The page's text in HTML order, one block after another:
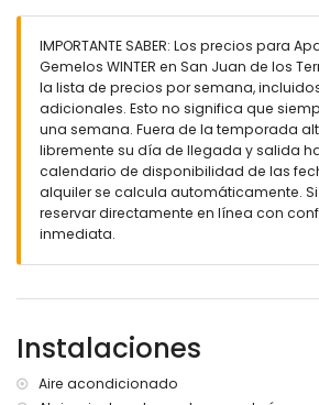
piscina comunitaria
piscina infantil
jardín comunitario con césped y
terraza cubierta
ducha exterior
zona de comedor exterior
plaza de aparcamiento privada y
Más información
de 1000 metros del apartamento)
del apartamento)
segundo aeropuerto más cercano:
IMPORTANTE SABER: Los precios para
Gemelos WINTER en San Juan de los
la lista de precios por semana,
adicionales. Esto no significa que
una semana. Fuera de la temporada
libremente su día de llegada y salida
calendario de disponibilidad de las
alquiler se calcula automáticamente.
reservar directamente en línea con
inmediata.
Instalaciones
Aire acondicionado